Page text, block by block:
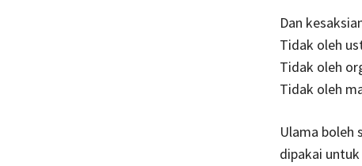
Dan
Tidak oleh
Tidak oleh
Tidak oleh
Ulama boleh
dipakai